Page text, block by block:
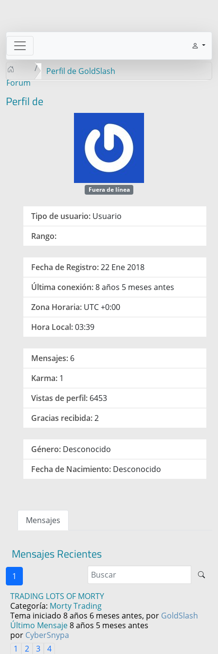
Forum
Perfil de GoldSlash
Perfil de
Fuera de línea
Tipo de usuario: Usuario
Rango:
Fecha de Registro:22 Ene 2018
Última conexión:8 años 5 meses antes
Zona Horaria: UTC +0:00
Hora Local:03:39
Mensajes: 6
Karma: 1
Vistas de perfil: 6453
Gracias recibida:2
Género: Desconocido
Fecha de Nacimiento: Desconocido
Mensajes
Mensajes Recientes
1
TRADING LOTS OF MORTY
Categoría: Morty Trading
Tema iniciado 8 años 6 meses antes, por GoldSlash
Último Mensaje8 años 5 meses antes
por CyberSnypa
1
2 3 4